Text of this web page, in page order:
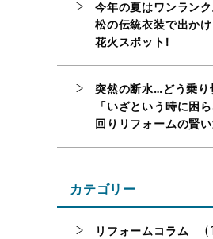
今年の夏はワンラン
松の伝統衣装で出か
花火スポット!
突然の断水…どう乗り
「いざという時に困
回りリフォームの賢
カテゴリー
リフォームコラム